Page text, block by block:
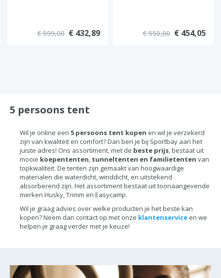
€ 599,00 € 432,89 € 550,00 € 454,05
5 persoons tent
Wil je online een 5 persoons tent kopen en wil je verzekerd
zijn van kwaliteit en comfort? Dan ben je bij Sportbay aan het
juiste adres! Ons assortiment, met de beste prijs, bestaat uit
mooie koepententen, tunneltenten en familietenten van
topkwaliteit. De tenten zijn gemaakt van hoogwaardige
materialen die waterdicht, winddicht, en uitstekend
absorberend zijn. Het assortiment bestaat uit toonaangevende
merken Husky, Trimm en Easycamp.
Wil je graag advies over welke producten je het beste kan
kopen? Neem dan contact op met onze klantenservice en we
helpen je graag verder met je keuze!